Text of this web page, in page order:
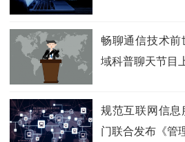
畅聊通信技术前
域科普聊天节目
规范互联网信息
门联合发布《管